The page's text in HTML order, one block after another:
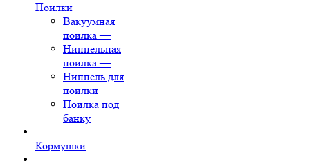
Поилки
Вакуумная
поилка —
Ниппельная
поилка —
Ниппель для
поилки —
Поилка под
банку
Кормушки